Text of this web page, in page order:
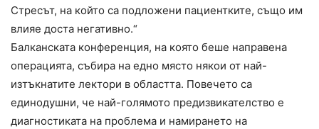
Стресът, на който са подложени пациентките, също им
влияе доста негативно.“
Балканската конференция, на която беше направена
операцията, събира на едно място някои от най-
изтъкнатите лектори в областта. Повечето са
единодушни, че най-голямото предизвикателство е
диагностиката на проблема и намирането на